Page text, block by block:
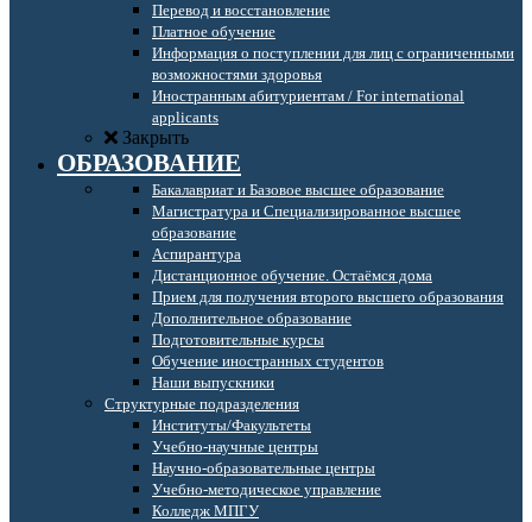
Перевод и восстановление
Платное обучение
Информация о поступлении для лиц с ограниченными
возможностями здоровья
Иностранным абитуриентам / For international
applicants
Закрыть
ОБРАЗОВАНИЕ
Бакалавриат и Базовое высшее образование
Магистратура и Специализированное высшее
образование
Аспирантура
Дистанционное обучение. Остаёмся дома
Прием для получения второго высшего образования
Дополнительное образование
Подготовительные курсы
Обучение иностранных студентов
Наши выпускники
Структурные подразделения
Институты/Факультеты
Учебно-научные центры
Научно-образовательные центры
Учебно-методическое управление
Колледж МПГУ